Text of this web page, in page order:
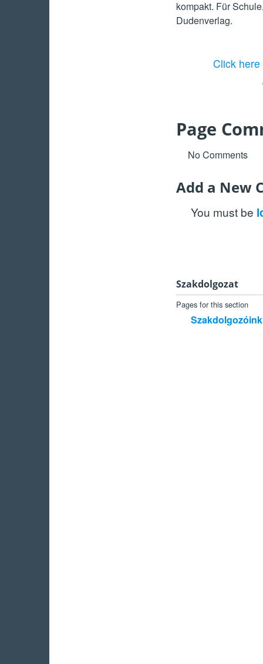
kompakt. Für
Dudenverlag.
Click
Page
No Comments
Add a New
You must be
Szakdolgozat
Pages for this section